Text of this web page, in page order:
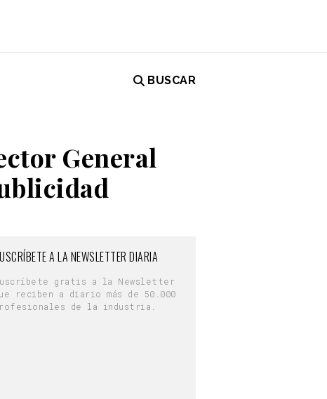
BUSCAR
General
A LA NEWSLETTER DIARIA
gratis a la Newsletter
reciben a diario más de 50.000
de la industria.